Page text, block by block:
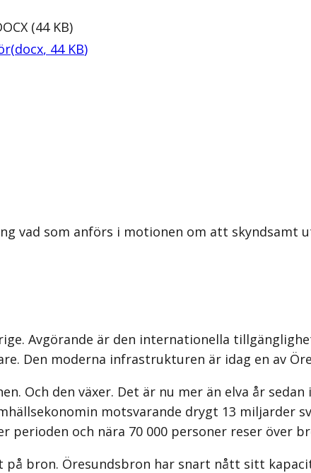
(44 KB)
(docx, 44 KB)
vad som anförs i motionen om att
Avgörande är den internationella
Den moderna infrastrukturen är idag en av
Och den växer. Det är nu mer än elva år
motsvarande drygt 13 miljarder
och nära 70 000 personer reser över
bron. Öresundsbron har snart nått sitt